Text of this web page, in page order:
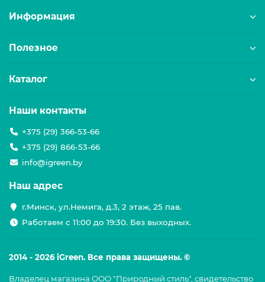
Информация
Полезное
Каталог
Наши контакты
+375 (29) 366-53-66
+375 (29) 866-53-66
info@igreen.by
Наш адрес
г.Минск, ул.Немига, д.3, 2 этаж, 25 пав.
Работаем с 11:00 до 19:30. Без выходных.
2014 - 2026 iGreen. Все права защищены. ©
Владелец магазина ООО "Природный стиль", свидетельство